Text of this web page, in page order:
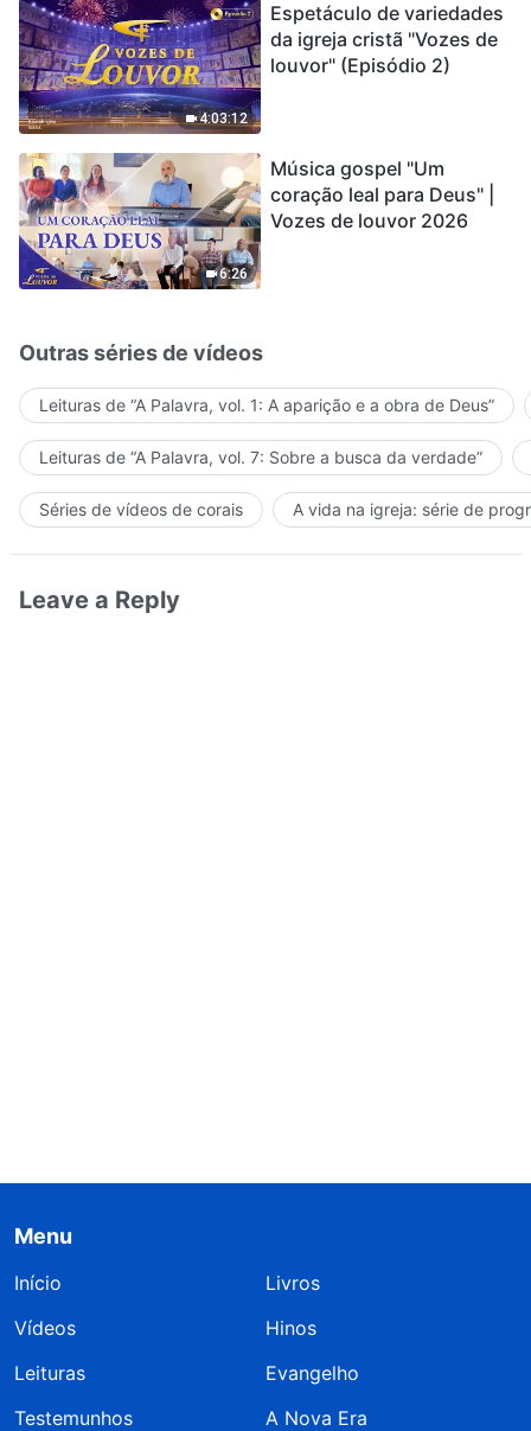
4:03:12
Espetáculo de variedades
da igreja cristã "Vozes de
louvor" (Episódio 2)
6:26
Música gospel "Um
coração leal para Deus" |
Vozes de louvor 2026
Outras séries de vídeos
Leituras de “A Palavra, vol. 1: A aparição e a obra de Deus”
Leituras de “A Palavra, vol. 7: Sobre a busca da verdade”
Séries de vídeos de corais A vida na igreja: série de
Leave a Reply
Menu
Início
Livros
Vídeos
Hinos
Leituras
Evangelho
Testemunhos
A Nova Era